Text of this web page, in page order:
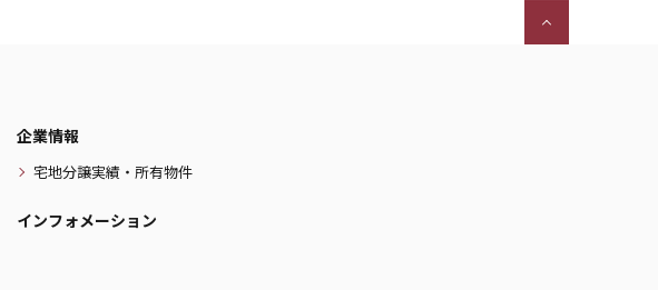
企業情報
宅地分譲実績・所有物件
インフォメーション